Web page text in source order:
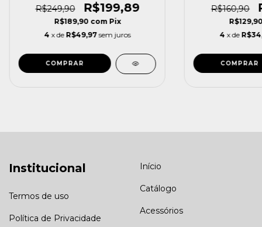
R$249,90
R$199,89
R$189,90 com Pix
4 x de R$49,97 sem juros
COMPRAR
R$160,90
4 x de
COMPRAR
Institucional
Termos de uso
Política de Privacidade
Início
Catálogo
Acessórios